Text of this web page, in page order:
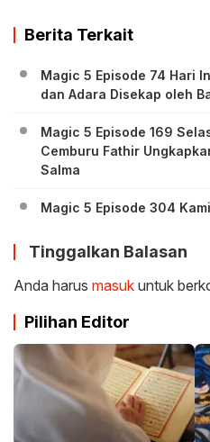
Berita Terkait
Magic 5 Episode 74 Hari
dan Adara Disekap oleh
Magic 5 Episode 169
Cemburu Fathir
Salma
Magic 5 Episode 304
Tinggalkan Balasan
Anda harus masuk untuk
Pilihan Editor